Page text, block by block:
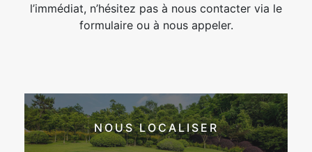
l’immédiat, n’hésitez pas à nous contacter via le
formulaire ou à nous appeler.
NOUS LOCALISER